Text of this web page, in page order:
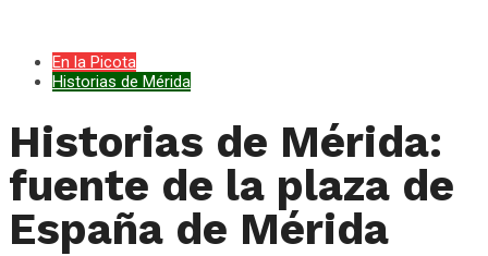
En la Picota
Historias de Mérida
Historias de Mérida:
fuente de la plaza de
España de Mérida